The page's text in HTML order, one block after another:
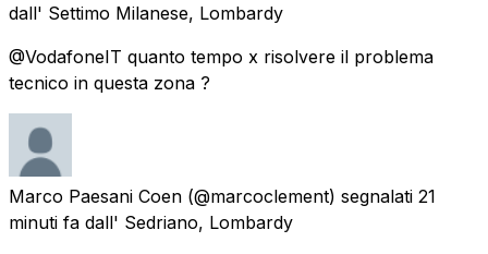
dall' Settimo Milanese, Lombardy
@VodafoneIT quanto tempo x risolvere il problema
tecnico in questa zona ?
Marco Paesani Coen (@marcoclement) segnalati 21
minuti fa dall' Sedriano, Lombardy